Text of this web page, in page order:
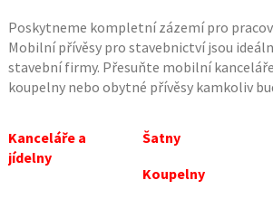
Poskytneme kompletní zázemí pro
Mobilní přívěsy pro stavebnictví jsou
stavební firmy. Přesuňte mobilní
koupelny nebo obytné přívěsy kamkoliv
Kanceláře a
jídelny
Šatny
Koupelny